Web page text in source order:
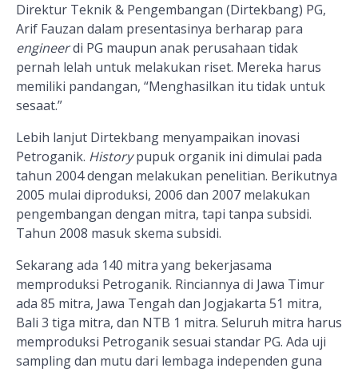
Direktur Teknik & Pengembangan (Dirtekbang) PG,
Arif Fauzan dalam presentasinya berharap para
engineerdi PG maupun anak perusahaan tidak
pernah lelah untuk melakukan riset. Mereka harus
memiliki pandangan, “Menghasilkan itu tidak untuk
sesaat.”
Lebih lanjut Dirtekbang menyampaikan inovasi
Petroganik. Historypupuk organik ini dimulai pada
tahun 2004 dengan melakukan penelitian. Berikutnya
2005 mulai diproduksi, 2006 dan 2007 melakukan
pengembangan dengan mitra, tapi tanpa subsidi.
Tahun 2008 masuk skema subsidi.
Sekarang ada 140 mitra yang bekerjasama
memproduksi Petroganik. Rinciannya di Jawa Timur
ada 85 mitra, Jawa Tengah dan Jogjakarta 51 mitra,
Bali 3 tiga mitra, dan NTB 1 mitra. Seluruh mitra harus
memproduksi Petroganik sesuai standar PG. Ada uji
sampling dan mutu dari lembaga independen guna